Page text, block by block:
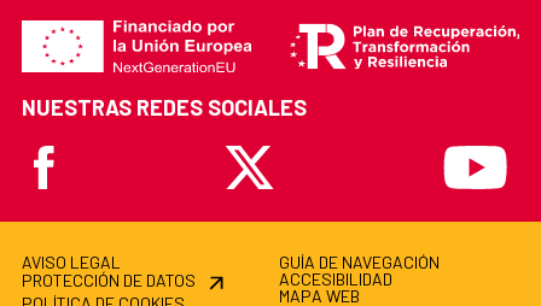
NUESTRAS REDES SOCIALES
Facebook
X Youtube
AVISO LEGAL
PROTECCIÓN DE DATOS
GUÍA DE NAVEGACIÓN
ACCESIBILIDAD
MAPA WEB